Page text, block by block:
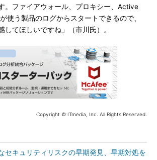
。ファイアウォール、プロキシー、Active
使う製品のログからスタートできるので、
してほしいですね」（市川氏）。
Copyright © ITmedia, Inc. All Rights Reserved.
セキュリティリスクの早期発見、早期対処を